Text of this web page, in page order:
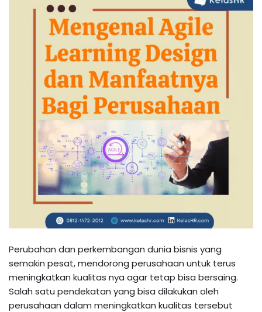
Perubahan dan perkembangan dunia bisnis yang
semakin pesat, mendorong perusahaan untuk terus
meningkatkan kualitas nya agar tetap bisa bersaing.
Salah satu pendekatan yang bisa dilakukan oleh
perusahaan dalam meningkatkan kualitas tersebut